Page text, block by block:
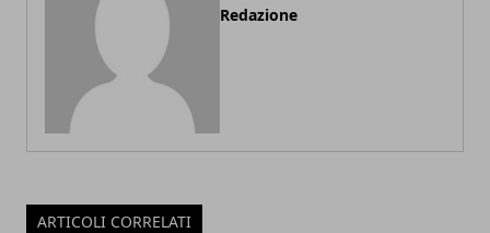
Redazione
ARTICOLI CORRELATI